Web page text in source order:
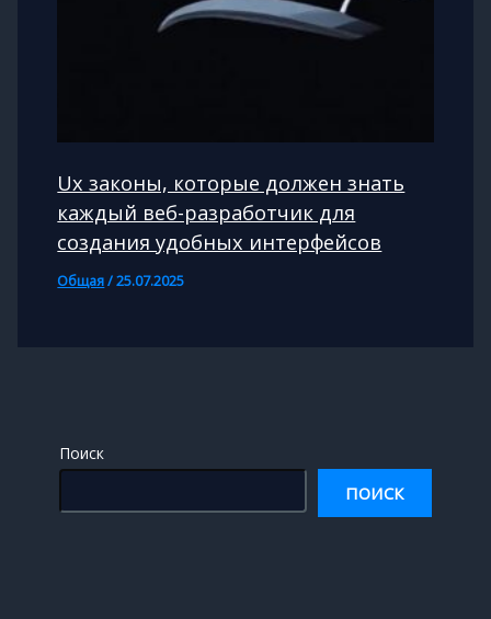
Ux законы, которые должен знать
каждый веб-разработчик для
создания удобных интерфейсов
Общая/25.07.2025
Поиск
ПОИСК